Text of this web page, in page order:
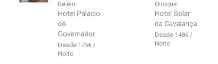
Belém
Hotel Palacio
do
Governador
175€
Ourique
Hotel Solar
da Cavalariça
148€